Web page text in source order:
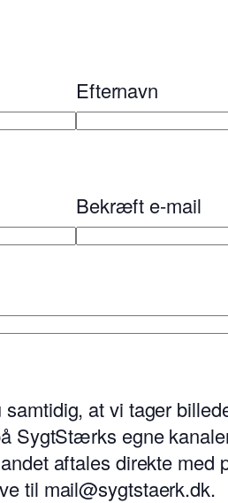
Efternavn
Bekræft e-mail
at vi tager
SygtStærks egne
aftales direkte med
til mail@sygtstaerk.dk.